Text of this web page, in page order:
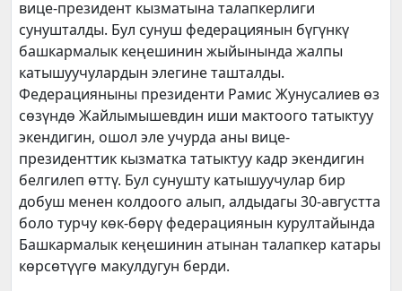
вице-президент кызматына талапкерлиги
сунушталды. Бул сунуш федерациянын бүгүнкү
башкармалык кеңешинин жыйынында жалпы
катышуучулардын элегине ташталды.
Федерацияныны президенти Рамис Жунусалиев өз
сөзүндө Жайлымышевдин иши мактоого татыктуу
экендигин, ошол эле учурда аны вице-
президенттик кызматка татыктуу кадр экендигин
белгилеп өттү. Бул сунушту катышуучулар бир
добуш менен колдоого алып, алдыдагы 30-августта
боло турчу көк-бөрү федерациянын курултайында
Башкармалык кеңешинин атынан талапкер катары
көрсөтүүгө макулдугун берди.